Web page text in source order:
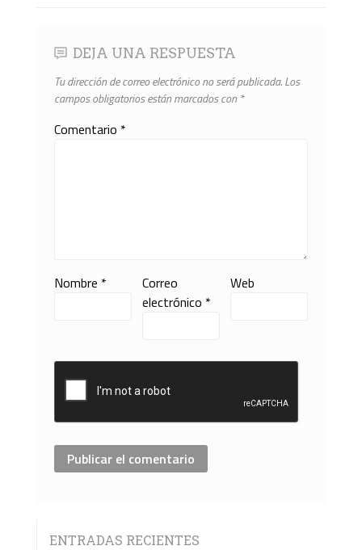
DEJA UNA RESPUESTA
Tu dirección de correo electrónico no será publicada.Los
campos obligatorios están marcados con *
Comentario *
Nombre *
Correo
electrónico *
Web
ENTRADAS RECIENTES